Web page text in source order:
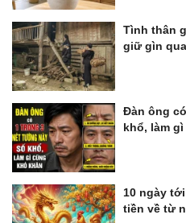
Tình thân
giữ gìn
Đàn ông
khổ, làm
10 ngày
tiền về từ